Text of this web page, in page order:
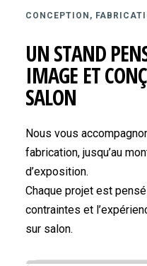
CONCEPTION,
UN STAND
IMAGE ET
SALON
Nous vous
fabrication, jusqu’au
d’exposition.
Chaque projet est
contraintes et
sur salon.